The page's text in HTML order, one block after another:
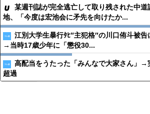
某週刊誌が完全逃亡して取り残された中
地、「今度は宏池会に矛先を向けたか...
江別大学生暴行ﾀﾋ″主犯格″の川口侑斗被
→当時17歳少年に「懲役30...
高配当をうたった「みんなで大家さん」→
超過